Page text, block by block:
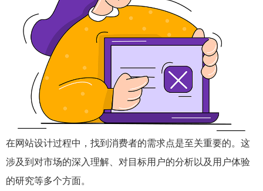
在网站设计过程中，找到消费者的需求点是至关重要的。这
涉及到对市场的深入理解、对目标用户的分析以及用户体验
的研究等多个方面。